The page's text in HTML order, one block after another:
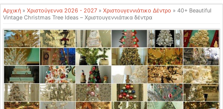
Αρχική » Χριστούγεννα 2026 - 2027 » Χριστουγεννιάτικο Δέντρο » 40+ Beautiful
Vintage Christmas Tree Ideas – Χριστουγεννιάτικα δέντρα